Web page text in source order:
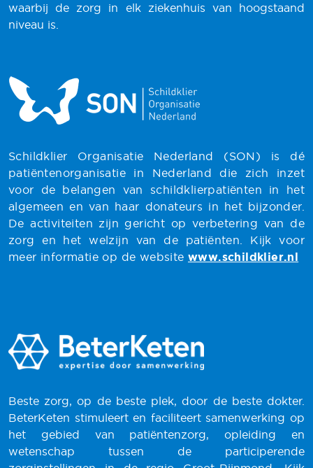
waarbij de zorg in elk ziekenhuis van hoogstaand
niveau is.
Schildklier Organisatie Nederland (SON) is dé
patiëntenorganisatie in Nederland die zich inzet
voor de belangen van schildklierpatiënten in het
algemeen en van haar donateurs in het bijzonder.
De activiteiten zijn gericht op verbetering van de
zorg en het welzijn van de patiënten. Kijk voor
meer informatie op de website www.schildklier.nl
Beste zorg, op de beste plek, door de beste dokter.
BeterKeten stimuleert en faciliteert samenwerking op
het gebied van patiëntenzorg, opleiding en
wetenschap tussen de participerende